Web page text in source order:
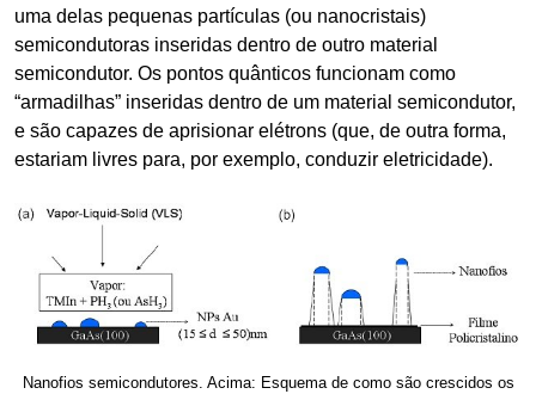
uma delas pequenas partículas (ou nanocristais)
semicondutoras inseridas dentro de outro material
semicondutor. Os pontos quânticos funcionam como
“armadilhas” inseridas dentro de um material semicondutor,
e são capazes de aprisionar elétrons (que, de outra forma,
estariam livres para, por exemplo, conduzir eletricidade).
Nanofios semicondutores. Acima: Esquema de como são crescidos os